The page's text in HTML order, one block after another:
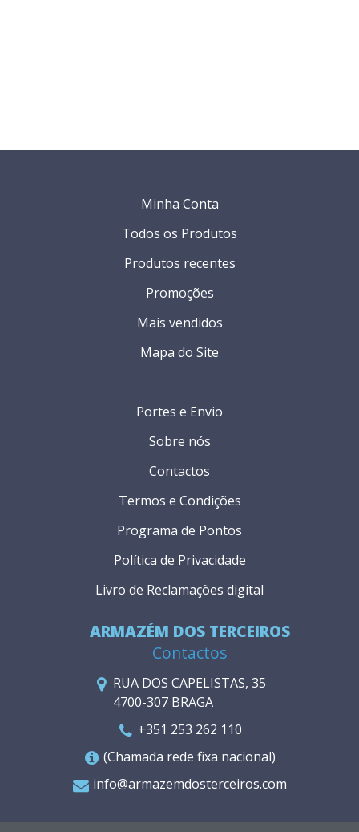
ARMAZÉM DOS TERCEIROS
Contactos
RUA DOS CAPELISTAS, 35
4700-307 BRAGA
+351 253 262 110
(Chamada rede fixa nacional)
info@armazemdosterceiros.com
Portes e Envio
Sobre nós
Contactos
Termos e Condições
Programa de Pontos
Política de Privacidade
Livro de Reclamações digital
Minha Conta
Todos os Produtos
Produtos recentes
Promoções
Mais vendidos
Mapa do Site